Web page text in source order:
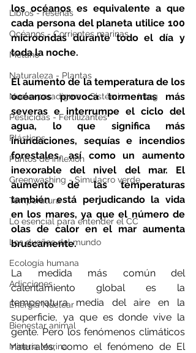
Libros - reseñas
Océanos - Corrientes marinas
Metano
Naturaleza - Plantas
Nuevo paradigma - Sistémico - Integ
Pesticidas - Fertilizantes
Plásticos
Puntos de inflexión
Greenwashing - Simulacro verde
Temperatura
Lo esencial para entender el CC
Los dueños del mundo
Ecología humana
Adicciones
Energía Nuclear
Bienestar animal
Minería Marina
los océanos es equivalente a que
cada persona del planeta utilice 100
microondas durante todo el día y
toda la noche.
El aumento de la temperatura de los
océanos provoca tormentas más
severas e interrumpe el ciclo del
agua, lo que significa más
inundaciones, sequías e incendios
forestales, así como un aumento
inexorable del nivel del mar. El
aumento de las temperaturas
también está perjudicando la vida
en los mares, ya que el número de
olas de calor en el mar aumenta
bruscamente.
La medida más común del
calentamiento global es la
temperatura media del aire en la
superficie, ya que es donde vive la
gente. Pero los fenómenos climáticos
naturales, como el fenómeno de El